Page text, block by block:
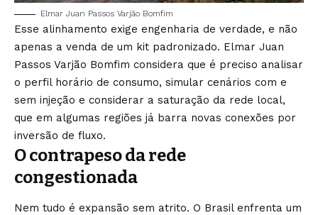
Elmar Juan Passos Varjão Bomfim
Esse alinhamento exige engenharia de verdade, e não
apenas a venda de um kit padronizado. Elmar Juan
Passos Varjão Bomfim considera que é preciso analisar
o perfil horário de consumo, simular cenários com e
sem injeção e considerar a saturação da rede local,
que em algumas regiões já barra novas conexões por
inversão de fluxo.
O contrapeso da rede
congestionada
Nem tudo é expansão sem atrito. O Brasil enfrenta um